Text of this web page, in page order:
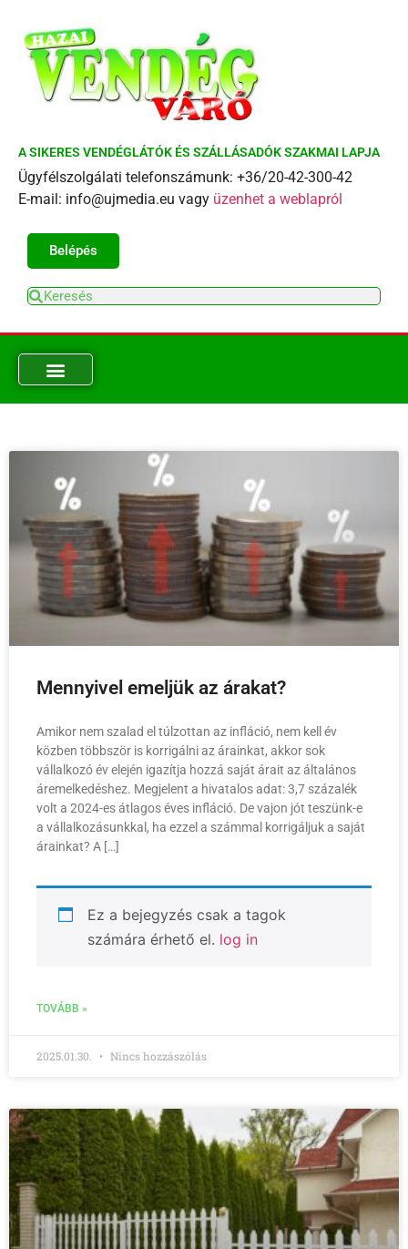
A SIKERES VENDÉGLÁTÓK ÉS SZÁLLÁSADÓK SZAKMAI LAPJA
Ügyfélszolgálati telefonszámunk: +36/20-42-300-42
E-mail: info@ujmedia.eu vagy üzenhet a weblapról
Belépés
Mennyivel emeljük az árakat?
Amikor nem szalad el túlzottan az infláció, nem kell év
közben többször is korrigálni az árainkat, akkor sok
vállalkozó év elején igazítja hozzá saját árait az általános
áremelkedéshez. Megjelent a hivatalos adat: 3,7 százalék
volt a 2024-es átlagos éves infláció. De vajon jót teszünk-e
a vállalkozásunkkal, ha ezzel a számmal korrigáljuk a saját
árainkat? A […]
Ez a bejegyzés csak a tagok
számára érhető el. log in
TOVÁBB »
2025.01.30. Nincs hozzászólás